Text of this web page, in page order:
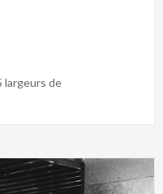
largeurs de